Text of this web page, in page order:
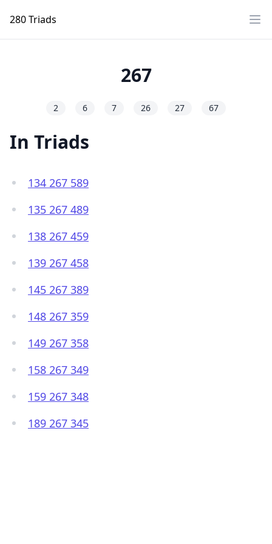
280 Triads
267
2 6 7 26 27 67
In Triads
134 267 589
135 267 489
138 267 459
139 267 458
145 267 389
148 267 359
149 267 358
158 267 349
159 267 348
189 267 345